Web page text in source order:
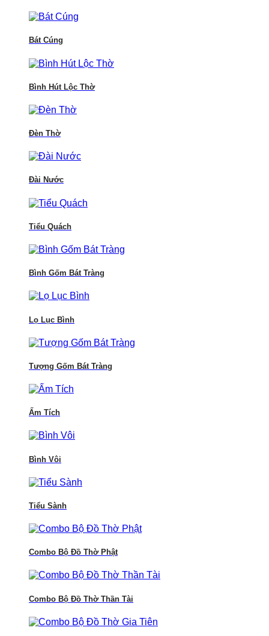
Bát Cúng
Bình Hút Lộc Thờ
Đèn Thờ
Đài Nước
Tiểu Quách
Bình Gốm Bát Tràng
Lọ Lục Bình
Tượng Gốm Bát Tràng
Ấm Tích
Bình Vôi
Tiểu Sành
Combo Bộ Đồ Thờ Phật
Combo Bộ Đồ Thờ Thần Tài